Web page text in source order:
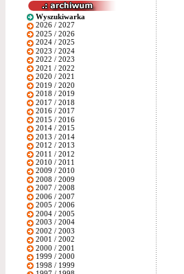
Wyszukiwarka
2026 / 2027
2025 / 2026
2024 / 2025
2023 / 2024
2022 / 2023
2021 / 2022
2020 / 2021
2019 / 2020
2018 / 2019
2017 / 2018
2016 / 2017
2015 / 2016
2014 / 2015
2013 / 2014
2012 / 2013
2011 / 2012
2010 / 2011
2009 / 2010
2008 / 2009
2007 / 2008
2006 / 2007
2005 / 2006
2004 / 2005
2003 / 2004
2002 / 2003
2001 / 2002
2000 / 2001
1999 / 2000
1998 / 1999